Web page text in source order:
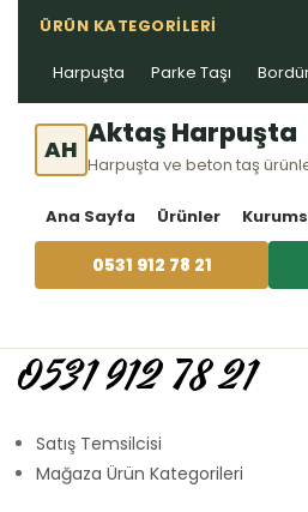
ÜRÜN KATEGORILERI
Harpuşta Parke Taşı
AH Aktaş Harpuşta
Harpuşta ve beton taş
Ana Sayfa Ürünler
0531 912 78 21
0531 912 78 21
Satış Temsilcisi
Mağaza Ürün Kategorileri